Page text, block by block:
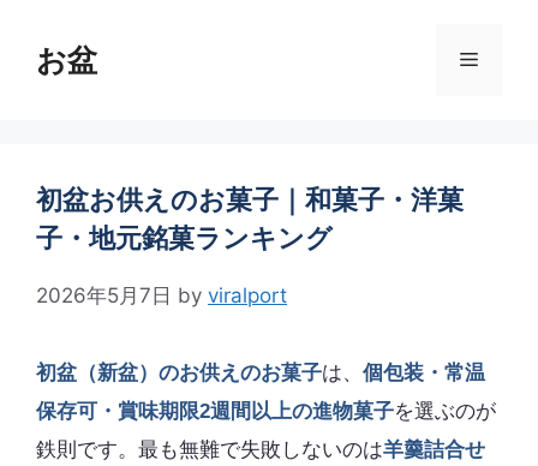
お盆 メ
初盆お供えのお菓子｜和菓子・洋菓
子・地元銘菓ランキング
2026年5月7日 by viralport
初盆（新盆）のお供えのお菓子は、 個包装・常温
保存可・賞味期限2週間以上の進物菓子を選ぶのが
鉄則です。最も無難で失敗しないのは羊羹詰合せ